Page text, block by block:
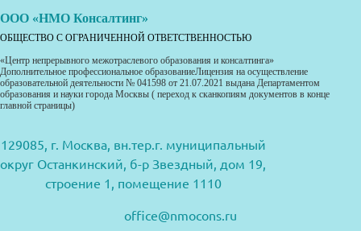
ООО «НМО Консалтинг»
ОБЩЕСТВО С ОГРАНИЧЕННОЙ ОТВЕТСТВЕННОСТЬЮ
«Центр непрерывного межотраслевого образования и консалтинга»
Дополнительное профессиональное образованиеЛицензия на осуществление
образовательной деятельности № 041598 от 21.07.2021 выдана Департаментом
образования и науки города Москвы ( переход к сканкопиям документов в конце
главной страницы)
129085, г. Москва, вн.тер.г. муниципальный
округ Останкинский, б-р Звездный, дом 19,
строение 1, помещение 1110
office@nmocons.ru